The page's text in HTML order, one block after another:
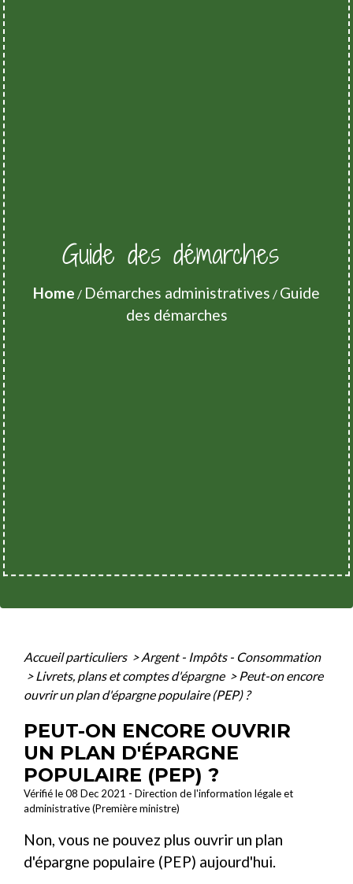
Guide des démarches
Home / Démarches administratives / Guide
des démarches
Accueil particuliers > Argent - Impôts - Consommation
> Livrets, plans et comptes d'épargne > Peut-on encore
ouvrir un plan d'épargne populaire (PEP) ?
PEUT-ON ENCORE OUVRIR
UN PLAN D'ÉPARGNE
POPULAIRE (PEP) ?
Vérifié le 08 Dec 2021 - Direction de l'information légale et
administrative (Première ministre)
Non, vous ne pouvez plus ouvrir un plan
d'épargne populaire (PEP) aujourd'hui.